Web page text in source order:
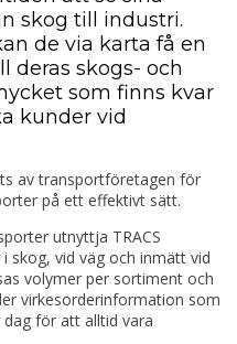
skog till industri.
de via karta få en
deras skogs- och
som finns kvar
kunder vid
av transportföretagen för
på ett effektivt sätt.
utnyttja TRACS
skog, vid väg och inmätt vid
volymer per sortiment och
virkesorderinformation som
för att alltid vara